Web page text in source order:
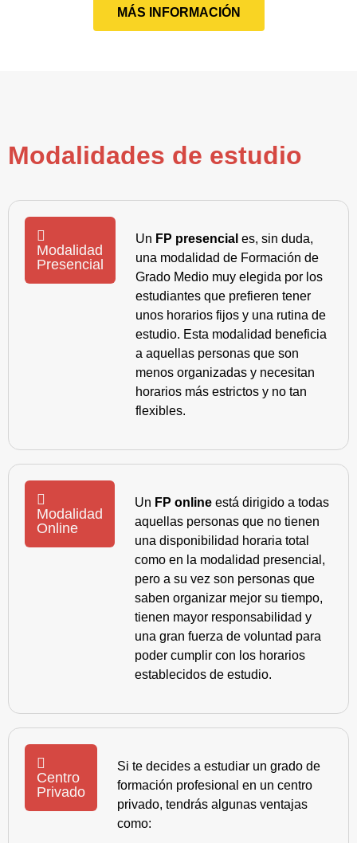
MÁS INFORMACIÓN
Modalidades de estudio
Modalidad
Presencial
Un FP presencial es, sin duda,
una modalidad de Formación de
Grado Medio muy elegida por los
estudiantes que prefieren tener
unos horarios fijos y una rutina de
estudio. Esta modalidad beneficia
a aquellas personas que son
menos organizadas y necesitan
horarios más estrictos y no tan
flexibles.
Modalidad
Online
Un FP online está dirigido a todas
aquellas personas que no tienen
una disponibilidad horaria total
como en la modalidad presencial,
pero a su vez son personas que
saben organizar mejor su tiempo,
tienen mayor responsabilidad y
una gran fuerza de voluntad para
poder cumplir con los horarios
establecidos de estudio.
Centro
Privado
Si te decides a estudiar un grado de
formación profesional en un centro
privado, tendrás algunas ventajas
como: